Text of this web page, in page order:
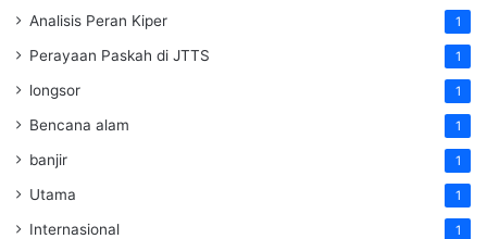
Analisis Peran Kiper 1
Perayaan Paskah di JTTS 1
longsor 1
Bencana alam 1
banjir 1
Utama 1
Internasional 1